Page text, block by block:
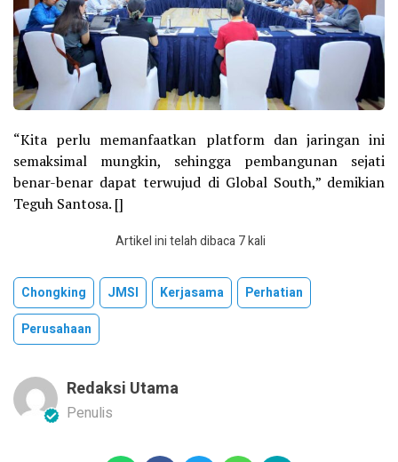
“Kita perlu memanfaatkan platform dan jaringan ini
semaksimal mungkin, sehingga pembangunan sejati
benar-benar dapat terwujud di Global South,” demikian
Teguh Santosa. []
Artikel ini telah dibaca 7 kali
Chongking JMSI Kerjasama
Perhatian
Perusahaan
Redaksi Utama
Penulis